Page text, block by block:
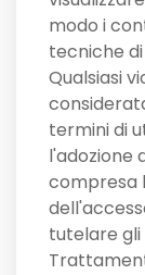
modo i
tecniche
Qualsiasi
termini di
l'adozione
compresa
tutelare gli